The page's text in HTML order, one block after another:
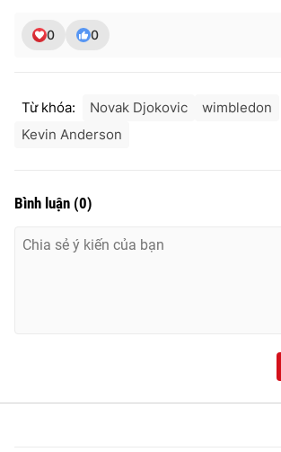
0 0
Từ khóa: Novak Djokovic
wimbledon
Kevin Anderson
Bình luận (0)